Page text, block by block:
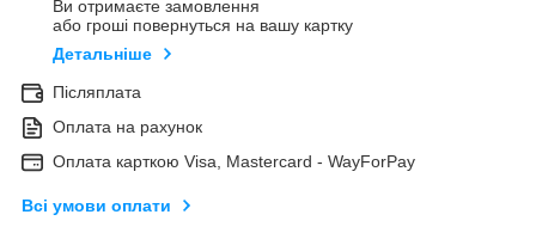
Ви отримаєте замовлення
або гроші повернуться на вашу картку
Детальніше
Післяплата
Оплата на рахунок
Оплата карткою Visa, Mastercard - WayForPay
Всі умови оплати